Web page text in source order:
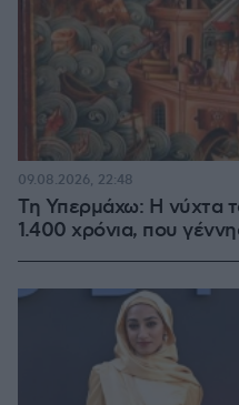
Τη Υπερμάχω: Η νύχτα
1.400 χρόνια, που
09.08.2026, 22:48